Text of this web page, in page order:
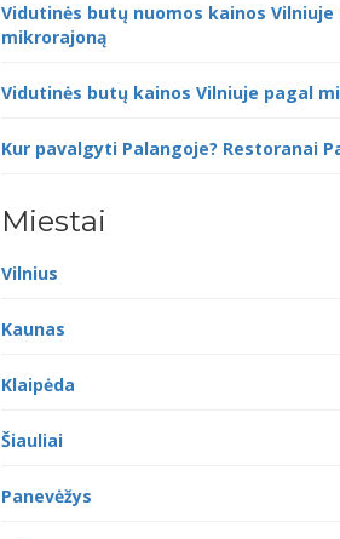
Vidutinės butų nuomos kainos Vilniuje
mikrorajoną
Vidutinės butų kainos Vilniuje pagal
Kur pavalgyti Palangoje? Restoranai
Miestai
Vilnius
Kaunas
Klaipėda
Šiauliai
Panevėžys